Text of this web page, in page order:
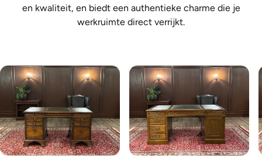
en kwaliteit, en biedt een authentieke charme die je
werkruimte direct verrijkt.